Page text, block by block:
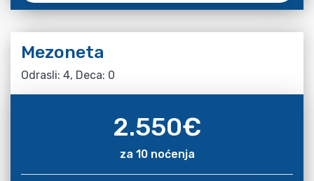
Mezoneta
Odrasli: 4, Deca: 0
2.550€
za 10 noćenja